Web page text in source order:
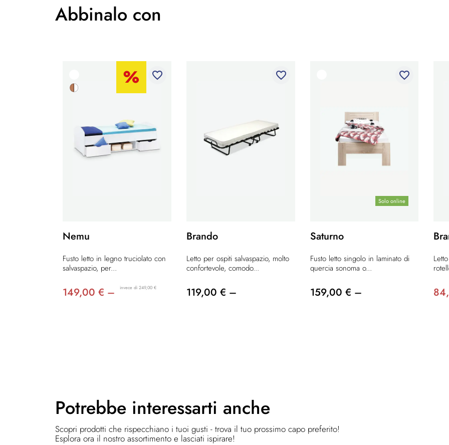
Abbinalo con
favorite_border
Nemu
Fusto letto in legno truciolato con
salvaspazio, per...
149,00 € – invece di 249,00 €
favorite_border
Brando
Letto per ospiti salvaspazio, molto
confortevole, comodo...
119,00 € –
Solo online
favorite_border
Saturno
Fusto letto singolo in laminato di
quercia sonoma o...
159,00 € –
Potrebbe interessarti anche
Scopri prodotti che rispecchiano i tuoi gusti - trova il tuo prossimo capo preferito!
Esplora ora il nostro assortimento e lasciati ispirare!